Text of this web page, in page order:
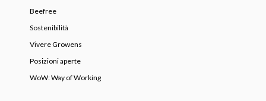
Beefree
Sostenibilità
Vivere Growens
Posizioni aperte
WoW: Way of Working